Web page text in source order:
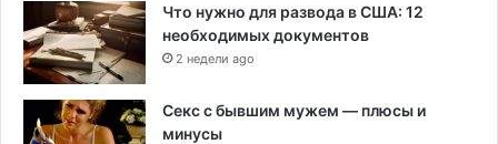
Что нужно для развода в США: 12
необходимых документов
2 недели ago
Секс с бывшим мужем — плюсы и
минусы